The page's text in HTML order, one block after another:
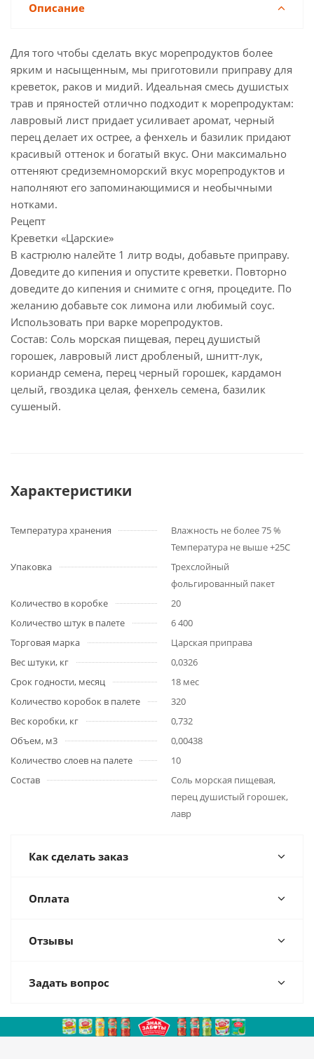
Описание
Для того чтобы сделать вкус морепродуктов более
ярким и насыщенным, мы приготовили приправу для
креветок, раков и мидий. Идеальная смесь душистых
трав и пряностей отлично подходит к морепродуктам:
лавровый лист придает усиливает аромат, черный
перец делает их острее, а фенхель и базилик придают
красивый оттенок и богатый вкус. Они максимально
оттеняют средиземноморский вкус морепродуктов и
наполняют его запоминающимися и необычными
нотками.
Рецепт
Креветки «Царские»
В кастрюлю налейте 1 литр воды, добавьте приправу.
Доведите до кипения и опустите креветки. Повторно
доведите до кипения и снимите с огня, процедите. По
желанию добавьте сок лимона или любимый соус.
Использовать при варке морепродуктов.
Состав: Соль морская пищевая, перец душистый
горошек, лавровый лист дробленый, шнитт-лук,
кориандр семена, перец черный горошек, кардамон
целый, гвоздика целая, фенхель семена, базилик
сушеный.
Характеристики
Температура хранения
Влажность не более 75 %
Температура не выше +25С
Упаковка
Трехслойный
фольгированный пакет
Количество в коробке
20
Количество штук в палете
6 400
Торговая марка
Царская приправа
Вес штуки, кг
0,0326
Срок годности, месяц
18 мес
Количество коробок в палете
320
Вес коробки, кг
0,732
Объем, м3
0,00438
Количество слоев на палете
10
Состав
Соль морская пищевая,
перец душистый горошек,
лавр
Как сделать заказ
Оплата
Отзывы
Задать вопрос